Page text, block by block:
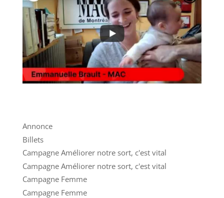
Annonce
Billets
Campagne Améliorer notre sort, c'est vital
Campagne Améliorer notre sort, c'est vital
Campagne Femme
Campagne Femme